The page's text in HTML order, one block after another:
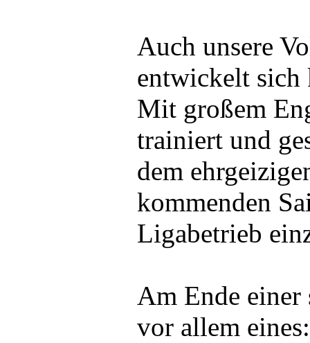
Auch unsere
entwickelt
Mit großem
trainiert und
dem
kommenden
Ligabetrieb
Am Ende einer
vor allem